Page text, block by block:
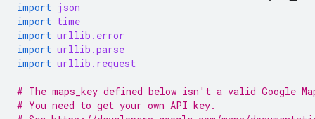
import json
import time
import urllib.error
import urllib.parse
import urllib.request
# The maps_key defined below isn't a valid Google
# You need to get your own API key.